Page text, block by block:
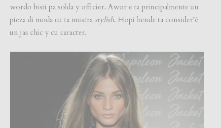
wordo bisti pa solda y officier. Awor e ta principalmente un
pieza di moda cu ta mustra stylish. Hopi hende ta consider’é
un jas chic y cu caracter.